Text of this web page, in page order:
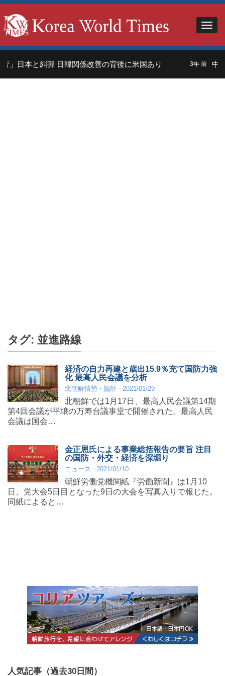
」日本と糾弾 日韓関係改善の背後に米国あり 3年 前 中国
タグ: 並進路線
経済の自力再建と歳出15.9％充て国防力強
化 最高人民会議を分析
北朝鮮情勢・論評 2021/01/29
北朝鮮では1月17日、最高人民会議第14期
第4回会議が平壌の万寿台議事堂で開催された。最高人民
会議は国会…
金正恩氏による事業総括報告の要旨 注目
の国防・外交・経済を深堀り
ニュース 2021/01/10
朝鮮労働党機関紙『労働新聞』は1月10
日、党大会5日目となった9日の大会を写真入りで報じた。
同紙によると…
人気記事（過去30日間）